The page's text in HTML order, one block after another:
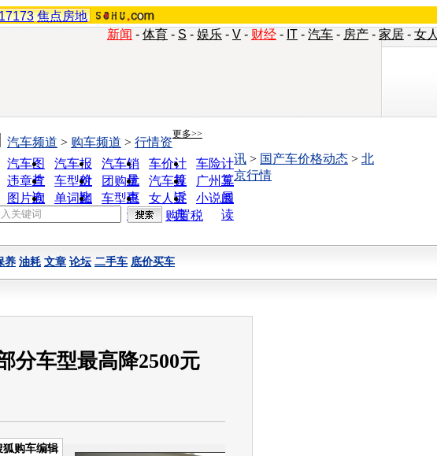
焦点房地
新闻 - 体育 - S - 娱乐 - V - 财经 - IT - 汽车 - 房产 - 家居 - 女人
更多>>
汽车图
片
汽车报
价
汽车销
量
车价计
算
车险计
算
违章查
询
车型对
比
团购优
惠
汽车投
诉
广州车
展
图片欣
赏
单词翻
车型查
询
女人宝
典
小说阅
读
汽车频道 > 购车频道 > 行情资
讯 > 国产车价格动态 > 北
京行情
购置税
养 油耗 文章 论坛 二手车 底价买车
分车型最高降2500元
狐购车编辑